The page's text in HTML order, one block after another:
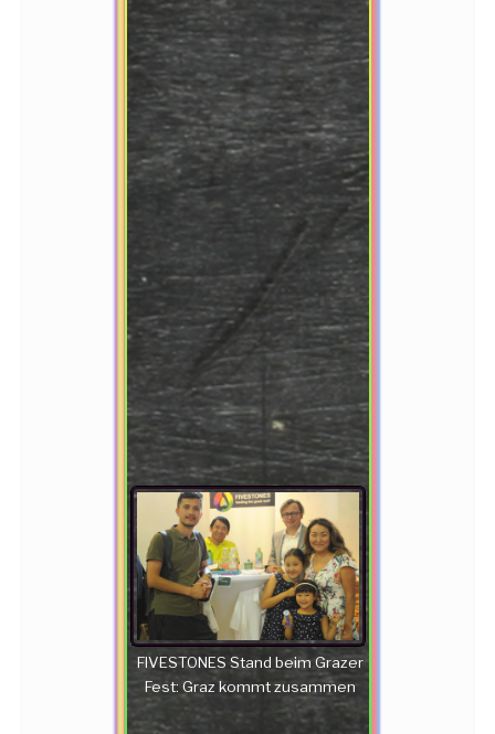
FIVESTONES Stand beim Grazer
Fest: Graz kommt zusammen